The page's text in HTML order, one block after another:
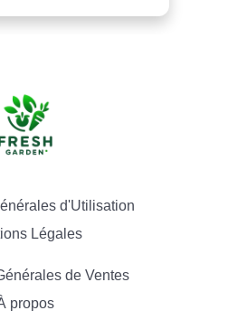
d'Utilisation
Légales
de Ventes
propos